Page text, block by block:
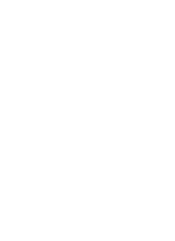
ำเทคโนโลยีระดับโลก